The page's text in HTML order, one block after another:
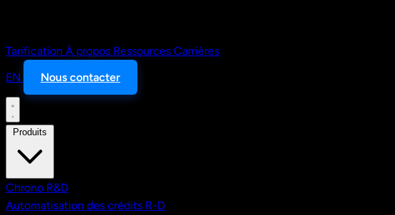
Tarification À propos Ressources Carrières
EN
Nous contacter
Chrono R&D
Automatisation des crédits R-D